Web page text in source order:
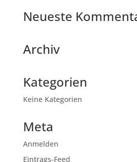
Neueste
Archiv
Kategorien
Keine Kategorien
Meta
Anmelden
Eintrags-Feed